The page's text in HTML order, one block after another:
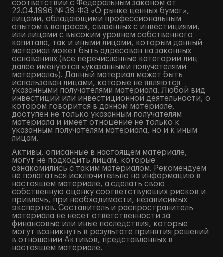
соответствии с Федеральным законом от
22.04.1996 № 39-ФЗ «О рынке ценных бумаг»,
лицами, обладающими профессиональным
опытом в вопросах, связанных с инвестициями,
или лицами с высоким уровнем собственного
капитала, так и иными лицами, которым данный
материал может быть адресован на законных
основаниях (все перечисленные категории лиц
далее именуются «указанными получателями
материала»). Данный материал может быть
использован лицами, которые не являются
указанными получателями материала. Любой вид
инвестиций или инвестиционной деятельности, о
котором говорится в данном материале,
доступен не только указанным получателям
материала и имеет отношение не только к
указанным получателям материала, но и к иным
лицам.
Активы, описанные в настоящем материале,
могут не подходить лицам, которые
ознакомились с таким материалом. Рекомендуем
не полагаться исключительно на информацию в
настоящем материале, а сделать свою
собственную оценку соответствующих рисков и
привлечь, при необходимости, независимых
экспертов. Составитель и распространитель
материала не несет ответственности за
финансовые или иные последствия, которые
могут возникнуть в результате принятия решений
в отношении Активов, представленных в
настоящем материале.